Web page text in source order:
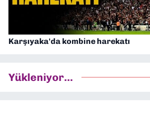
Karşıyaka'da kombine harekatı
Yükleniyor...